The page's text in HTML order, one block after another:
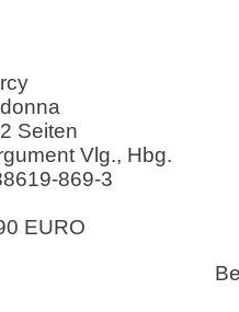
Seiten
Vlg., Hbg.
869-3
EURO